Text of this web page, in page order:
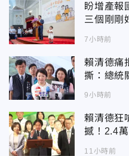
盼增產報
三個剛剛
7小時前
賴清德痛
撕：總統
9小時前
賴清德狂
撼！2.4
11小時前